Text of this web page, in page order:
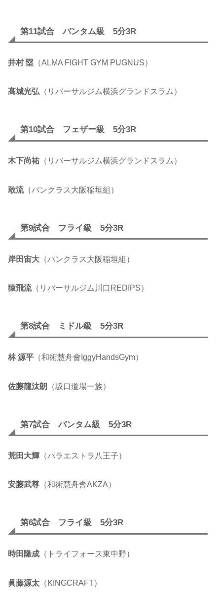
第11試合 バンタム級 5分3R
井村 塁 （ALMA FIGHT GYM PUGNUS）
髙城光弘 （リバーサルジム横浜グランドスラム）
第10試合 フェザー級 5分3R
木下尚祐 （リバーサルジム横浜グランドスラム）
敢流（パンクラス大阪稲垣組）
第9試合 フライ級 5分3R
岸田宙大 （パンクラス大阪稲垣組）
猿飛流（リバーサルジム川口REDIPS）
第8試合 ミドル級 5分3R
林 源平 （和術慧舟會IggyHandsGym）
佐藤龍汰朗 （坂口道場一族）
第7試合 バンタム級 5分3R
荒田大輝 （パラエストラ八王子）
安藤武尊 （和術慧舟會AKZA）
第6試合 フライ級 5分3R
時田隆成 （トライフォース東中野）
眞藤源太 （KINGCRAFT）